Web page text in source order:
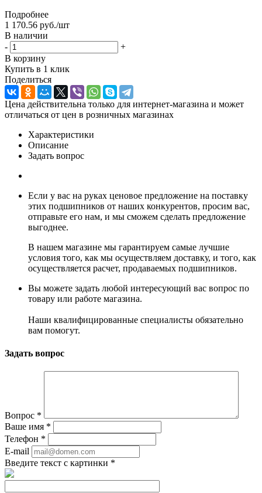
Подробнее
1 170.56 руб./шт
В наличии
-
+
В корзину
Купить в 1 клик
Поделиться
Цена действительна только для интернет-магазина и может
отличаться от цен в розничных магазинах
Характеристики
Описание
Задать вопрос
Если у вас на руках ценовое предложение на поставку
этих подшипников от наших конкурентов, просим вас,
отправьте его нам, и мы сможем сделать предложение
выгоднее.
В нашем магазине мы гарантируем самые лучшие
условия того, как мы осуществляем доставку, и того, как
осуществляется расчет, продаваемых подшипников.
Вы можете задать любой интересующий вас вопрос по
товару или работе магазина.
Наши квалифицированные специалисты обязательно
вам помогут.
Задать вопрос
Вопрос *
Ваше имя *
Телефон *
E-mail
Введите текст с картинки *